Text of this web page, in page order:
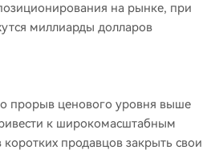
на рынке, при
миллиарды долларов
прорыв ценового уровня выше
к широкомасштабным
продавцов закрыть свои